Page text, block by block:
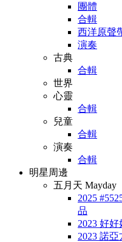
團體
合輯
西洋原聲
演奏
古典
合輯
世界
心靈
合輯
兒童
合輯
演奏
合輯
明星周邊
五月天 Mayday
2025
品
2023 好
2023 諾